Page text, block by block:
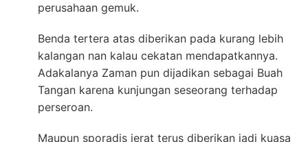
perusahaan gemuk.
Benda tertera atas diberikan pada kurang lebih
kalangan nan kalau cekatan mendapatkannya.
Adakalanya Zaman pun dijadikan sebagai Buah
Tangan karena kunjungan seseorang terhadap
perseroan.
Maupun sporadis jerat terus diberikan jadi kuasa